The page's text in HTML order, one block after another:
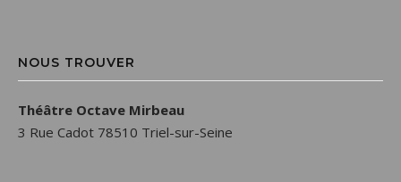
NOUS TROUVER
Théâtre Octave Mirbeau
3 Rue Cadot 78510 Triel-sur-Seine